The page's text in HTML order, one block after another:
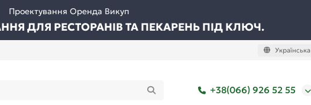
Проектування Оренда Викуп
ДЛЯ РЕСТОРАНІВ ТА ПЕКАРЕНЬ ПІД КЛЮЧ.
Українська
+38(066) 926 52 55